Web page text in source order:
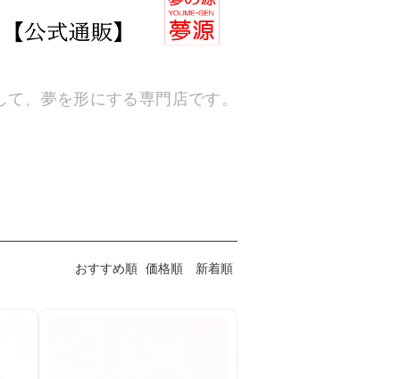
、夢を形にする専門店です。
おすすめ順 価格順 新着順